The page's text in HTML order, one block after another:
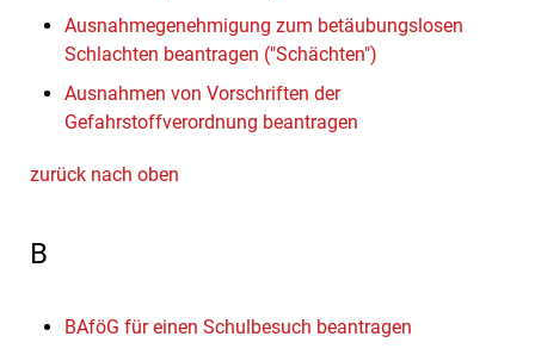
Ausnahmegenehmigung zum betäubungslosen
Schlachten beantragen ("Schächten")
Ausnahmen von Vorschriften der
Gefahrstoffverordnung beantragen
zurück nach oben
B
BAföG für einen Schulbesuch beantragen